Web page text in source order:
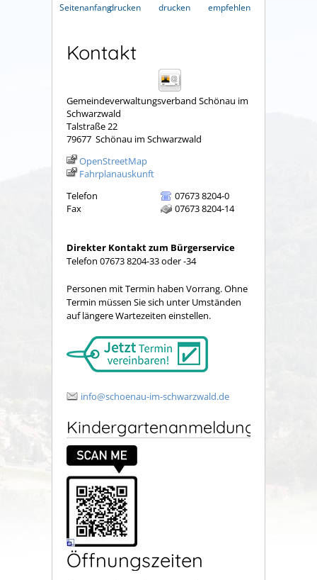
Seitenanfangdrucken
drucken
empfehlen
Kontakt
Gemeindeverwaltungsverband Schönau im
Schwarzwald
Talstraße 22
79677 Schönau im Schwarzwald
OpenStreetMap
Fahrplanauskunft
Telefon
07673 8204-0
Fax
07673 8204-14
Direkter Kontakt zum Bürgerservice
Telefon 07673 8204-33 oder -34
Personen mit Termin haben Vorrang. Ohne
Termin müssen Sie sich unter Umständen
auf längere Wartezeiten einstellen.
info@schoenau-im-schwarzwald.de
Kindergartenanmeldung
Öffnungszeiten